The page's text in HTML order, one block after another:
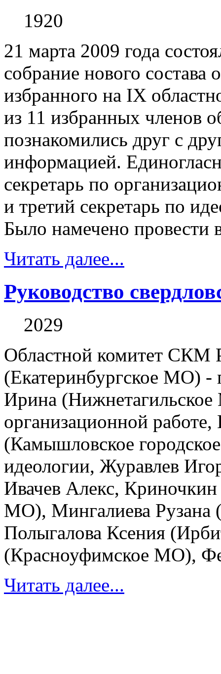
1920
21 марта 2009 года
собрание нового
избранного на IX
из 11 избранных членов
познакомились друг с
информацией.
секретарь по
и третий секретарь по
Было намечено провести
Читать далее...
Руководство
2029
Областной комитет
(Екатеринбургское МО) -
Ирина
организационной
(Камышловское
идеологии, Журавлев
Ивачев Алекс, Криночкин
МО), Мингалиева
Полыгалова Ксения
(Красноуфимское МО),
Читать далее...